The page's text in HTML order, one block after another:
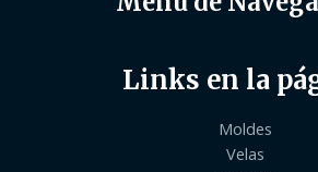
Links en la
Moldes
Velas